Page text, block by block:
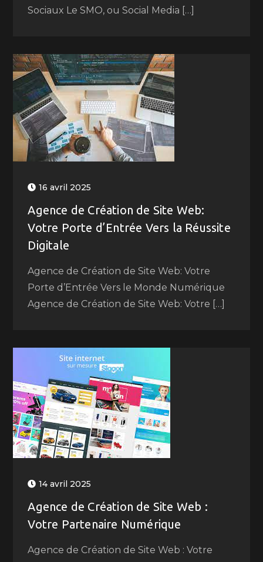
Sociaux Le SMO, ou Social Media […]
16 avril 2025
Agence de Création de Site Web:
Votre Porte d’Entrée Vers la Réussite
Digitale
Agence de Création de Site Web: Votre
Porte d’Entrée Vers le Monde Numérique
Agence de Création de Site Web: Votre […]
14 avril 2025
Agence de Création de Site Web :
Votre Partenaire Numérique
Agence de Création de Site Web : Votre